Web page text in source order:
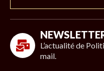
L’actualité de
mail.